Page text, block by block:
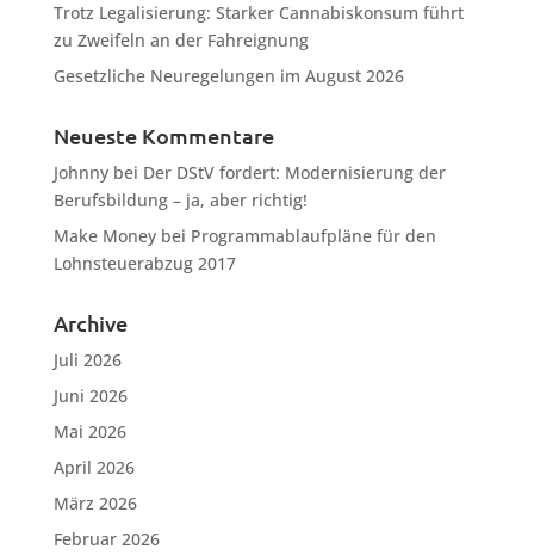
Trotz Legalisierung: Starker Cannabiskonsum führt
zu Zweifeln an der Fahreignung
Gesetzliche Neuregelungen im August 2026
Neueste Kommentare
Johnnybei Der DStV fordert: Modernisierung der
Berufsbildung – ja, aber richtig!
Make Moneybei Programmablaufpläne für den
Lohnsteuerabzug 2017
Archive
Juli 2026
Juni 2026
Mai 2026
April 2026
März 2026
Februar 2026